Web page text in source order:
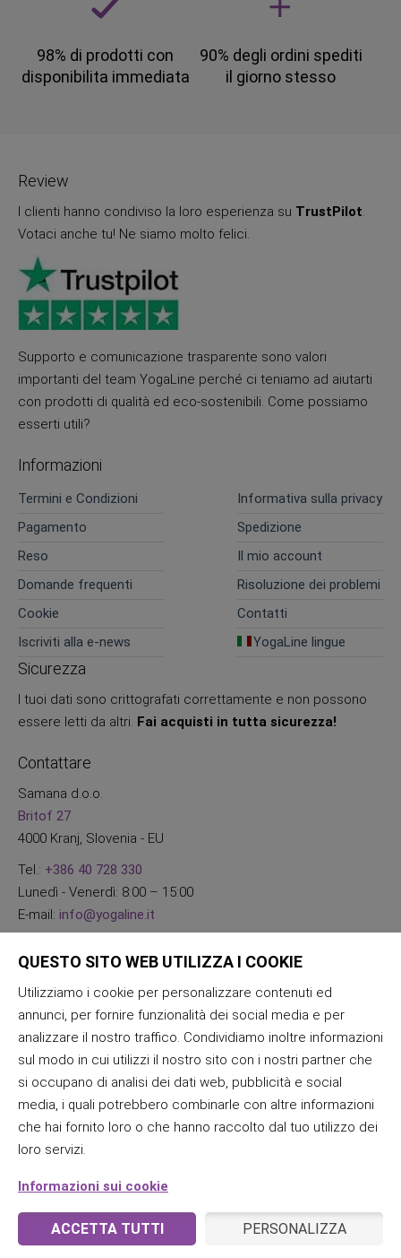
98% di prodotti con
disponibilita immediata
90% degli ordini spediti
il giorno stesso
Review
I clienti hanno condiviso la loro esperienza su TrustPilot.
Votaci anche tu! Ne siamo molto felici.
Supporto e comunicazione trasparente sono valori
importanti del team YogaLine perché ci teniamo ad aiutarti
con prodotti di qualità ed eco-sostenibili. Come possiamo
esserti utili?
Informazioni
Termini e Condizioni
Informativa sulla privacy
Pagamento
Spedizione
Reso
Il mio account
Domande frequenti
Risoluzione dei problemi
Cookie
Contatti
Iscriviti alla e-news
YogaLine lingue
Sicurezza
I tuoi dati sono crittografati correttamente e non possono
essere letti da altri. Fai acquisti in tutta sicurezza!
Contattare
Samana d.o.o.
Britof 27
4000 Kranj, Slovenia - EU
Tel.: +386 40 728 330
Lunedì - Venerdì: 8:00 – 15:00
E-mail: info@yogaline.it
QUESTO SITO WEB UTILIZZA I COOKIE
Utilizziamo i cookie per personalizzare contenuti ed
annunci, per fornire funzionalità dei social media e per
analizzare il nostro traffico. Condividiamo inoltre informazioni
sul modo in cui utilizzi il nostro sito con i nostri partner che
si occupano di analisi dei dati web, pubblicità e social
media, i quali potrebbero combinarle con altre informazioni
che hai fornito loro o che hanno raccolto dal tuo utilizzo dei
loro servizi.
Informazioni sui cookie
ACCETTA TUTTI PERSONALIZZA